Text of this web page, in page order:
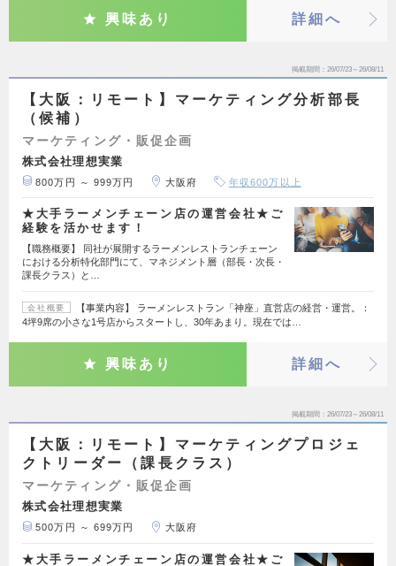
興味あり 詳細へ
掲載期間 26/07/23～26/08/11
【大阪：リモート】マーケティング分析部長
（候補）
マーケティング・販促企画
株式会社理想実業
800万円 ～ 999万円 大阪府 年収600万以上
★大手ラーメンチェーン店の運営会社★ご
経験を活かせます！
【職務概要】 同社が展開するラーメンレストランチェーン
における分析特化部門にて、マネジメント層（部長・次長・
課長クラス）と…
会社概要
【事業内容】 ラーメンレストラン「神座」直営店の経営・運営。：
4坪9席の小さな1号店からスタートし、30年あまり。現在では…
興味あり 詳細へ
掲載期間 26/07/23～26/08/11
【大阪：リモート】マーケティングプロジェ
クトリーダー（課長クラス）
マーケティング・販促企画
株式会社理想実業
500万円 ～ 699万円 大阪府
★大手ラーメンチェーン店の運営会社★ご